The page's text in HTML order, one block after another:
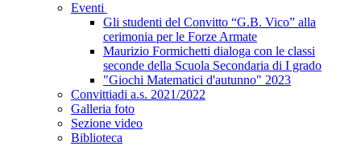
Eventi
Gli studenti del Convitto “G.B. Vico” alla
cerimonia per le Forze Armate
Maurizio Formichetti dialoga con le classi
seconde della Scuola Secondaria di I grado
"Giochi Matematici d'autunno" 2023
Convittiadi a.s. 2021/2022
Galleria foto
Sezione video
Biblioteca